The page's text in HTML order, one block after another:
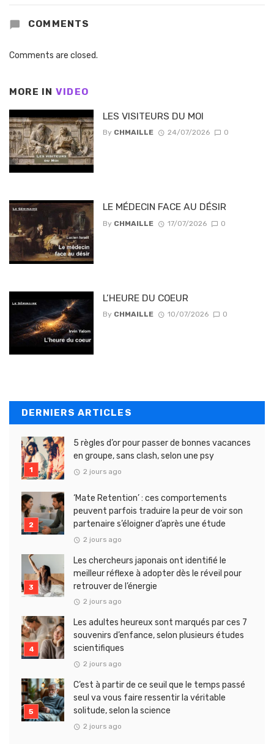
COMMENTS
Comments are closed.
MORE IN VIDEO
LES VISITEURS DU MOI
By CHMAILLE 24/07/2026 0
LE MÉDECIN FACE AU DÉSIR
By CHMAILLE 17/07/2026 0
L’HEURE DU COEUR
By CHMAILLE 10/07/2026 0
DERNIERS ARTICLES
5 règles d’or pour passer de bonnes vacances
en groupe, sans clash, selon une psy
2 jours ago
‘Mate Retention’ : ces comportements
peuvent parfois traduire la peur de voir son
partenaire s’éloigner d’après une étude
2 jours ago
Les chercheurs japonais ont identifié le
meilleur réflexe à adopter dès le réveil pour
retrouver de l’énergie
2 jours ago
Les adultes heureux sont marqués par ces 7
souvenirs d’enfance, selon plusieurs études
scientifiques
2 jours ago
C’est à partir de ce seuil que le temps passé
seul va vous faire ressentir la véritable
solitude, selon la science
2 jours ago